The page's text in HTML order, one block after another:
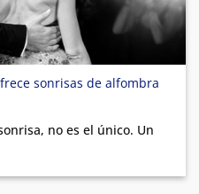
sonrisas de alfombra
no es el único. Un